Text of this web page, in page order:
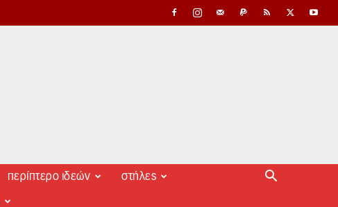
περίπτερο ιδεών στήλες